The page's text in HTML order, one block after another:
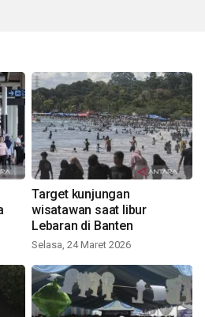
Target kunjungan
wisatawan saat libur
Lebaran di Banten
Selasa, 24 Maret 2026